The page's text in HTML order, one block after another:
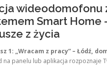
wideodomofonu
Smart Home
z życia
1: „Wracam z pracy” – Łódź,
na panelu lub aplikacja rozpoznaje